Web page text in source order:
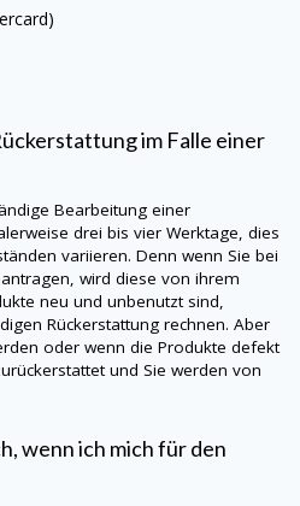
im Falle einer
Bearbeitung einer
drei bis vier Werktage, dies
variieren. Denn wenn Sie bei
wird diese von ihrem
neu und unbenutzt sind,
Rückerstattung rechnen. Aber
oder wenn die Produkte defekt
und Sie werden von
wenn ich mich für den